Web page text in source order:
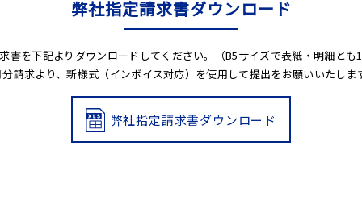
弊社指定請求書ダウンロード
書を下記よりダウンロードしてください。（B5サイズで表紙・明細とも1
請求より、新様式（インボイス対応）を使用して提出をお願いいたしま
弊社指定請求書ダウンロード